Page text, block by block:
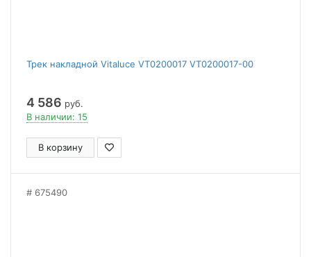
Трек накладной Vitaluce VT0200017 VT0200017-00
4 586 руб.
В наличии: 15
В корзину
675490